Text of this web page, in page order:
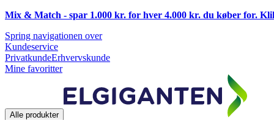
Mix & Match - spar 1.000 kr. for hver 4.000 kr. du køber for.
Spring navigationen over
Kundeservice
PrivatkundeErhvervskunde
Mine favoritter
Alle produkter